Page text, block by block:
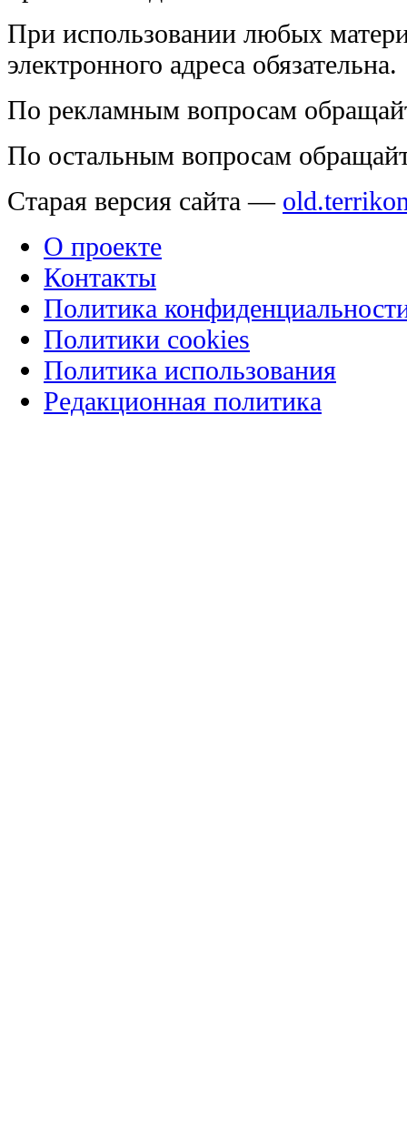
При использовании любых
электронного адреса обязательна.
По рекламным вопросам
По остальным вопросам
Старая версия сайта —
О проекте
Контакты
Политика
Политики cookies
Политика использования
Редакционная политика